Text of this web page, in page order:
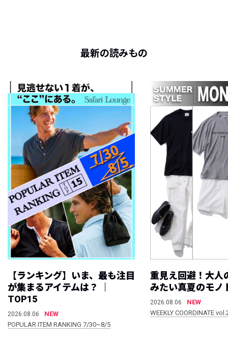
最新の読みもの
【ランキング】いま、最も注目
が集まるアイテムは？ ｜
TOP15
2026.08.06
NEW
POPULAR ITEM RANKING 7/30~8/5
重見え回避！大人
みたい真夏のモノ
2026.08.06
NEW
WEEKLY COORDINATE